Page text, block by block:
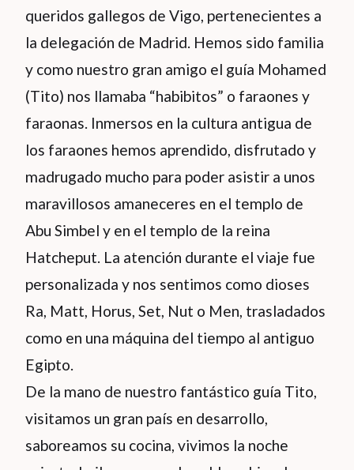
queridos gallegos de Vigo, pertenecientes a
la delegación de Madrid. Hemos sido familia
y como nuestro gran amigo el guía Mohamed
(Tito) nos llamaba “habibitos” o faraones y
faraonas. Inmersos en la cultura antigua de
los faraones hemos aprendido, disfrutado y
madrugado mucho para poder asistir a unos
maravillosos amaneceres en el templo de
Abu Simbel y en el templo de la reina
Hatcheput. La atención durante el viaje fue
personalizada y nos sentimos como dioses
Ra, Matt, Horus, Set, Nut o Men, trasladados
como en una máquina del tiempo al antiguo
Egipto.
De la mano de nuestro fantástico guía Tito,
visitamos un gran país en desarrollo,
saboreamos su cocina, vivimos la noche